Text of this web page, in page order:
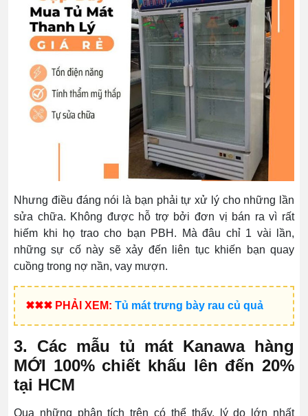
Nhưng điều đáng nói là bạn phải tự xử lý cho những lần
sửa chữa. Không được hỗ trợ bởi đơn vị bán ra vì rất
hiếm khi họ trao cho bạn PBH. Mà đâu chỉ 1 vài lần,
những sự cố này sẽ xảy đến liên tục khiến bạn quay
cuồng trong nợ nần, vay mượn.
✖✖✖ PHẢI XEM: Tủ mát trưng bày rau củ quả
3. Các mẫu tủ mát Kanawa hàng
MỚI 100% chiết khấu lên đến 20%
tại HCM
Qua những phân tích trên có thể thấy, lý do lớn nhất